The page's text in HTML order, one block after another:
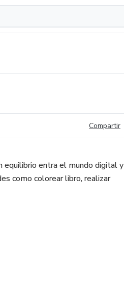
Compartir
equilibrio entra el mundo digital y
como colorear libro, realizar